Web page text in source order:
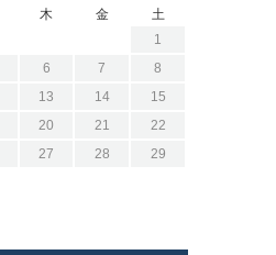
木 金
土
1
6 7
8
13 14
15
20 21
22
27 28
29